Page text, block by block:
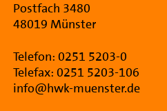
Postfach 3480
48019 Münster
Telefon: 0251 5203-0
Telefax: 0251 5203-106
info@hwk-muenster.de